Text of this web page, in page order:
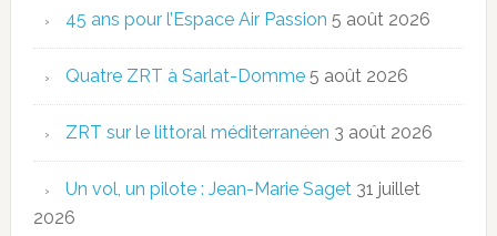
45 ans pour l’Espace Air Passion 5 août 2026
Quatre ZRT à Sarlat-Domme 5 août 2026
ZRT sur le littoral méditerranéen 3 août 2026
Un vol, un pilote : Jean-Marie Saget 31 juillet
2026